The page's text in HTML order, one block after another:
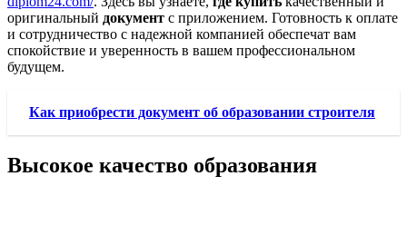
оригинальный документ с приложением. Готовность к оплате
и сотрудничество с надежной компанией обеспечат вам
спокойствие и уверенность в вашем профессиональном
будущем.
Как приобрести документ об образовании строителя
Высокое качество образования